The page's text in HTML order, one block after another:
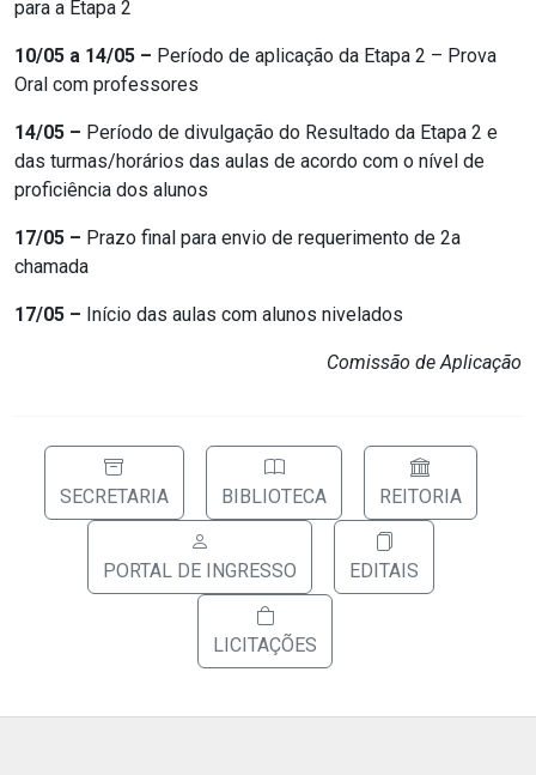
para a Etapa 2
10/05 a 14/05 – Período de aplicação da Etapa 2 – Prova
Oral com professores
14/05 – Período de divulgação do Resultado da Etapa 2 e
das turmas/horários das aulas de acordo com o nível de
proficiência dos alunos
17/05 – Prazo final para envio de requerimento de 2a
chamada
17/05 – Início das aulas com alunos nivelados
Comissão de Aplicação
SECRETARIA BIBLIOTECA REITORIA
PORTAL DE INGRESSO EDITAIS
LICITAÇÕES